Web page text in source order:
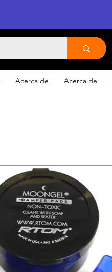
Acerca de Acerca de